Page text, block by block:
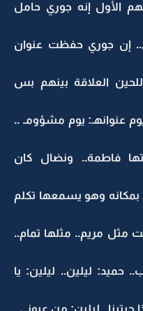
الأول إنه جوري حامل
إن جوري حفظت عنوان
العلاقة بينهم بس
عنوانهـ: يوم مشؤومـ ..
فاطمة.. ونضال كان
بمكانه وهو يسمعها تكلم
مثل مريم.. مثلها تمام..
حميد: ليلين.. ليلين: يا
جيتينا.. ليلين: من عيوني..